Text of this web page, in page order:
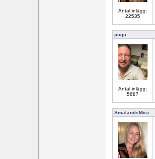
Antal inlägg:
22535
pogu
Antal inlägg:
5687
SmålandsMira